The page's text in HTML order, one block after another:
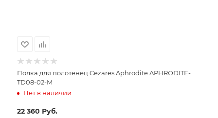
Полка для полотенец Cezares Aphrodite APHRODITE-
TD08-02-M
Нет в наличии
22 360 Руб.